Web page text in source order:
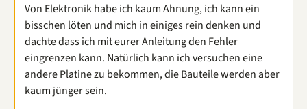
Von Elektronik habe ich kaum Ahnung, ich kann ein
bisschen löten und mich in einiges rein denken und
dachte dass ich mit eurer Anleitung den Fehler
eingrenzen kann. Natürlich kann ich versuchen eine
andere Platine zu bekommen, die Bauteile werden aber
kaum jünger sein.